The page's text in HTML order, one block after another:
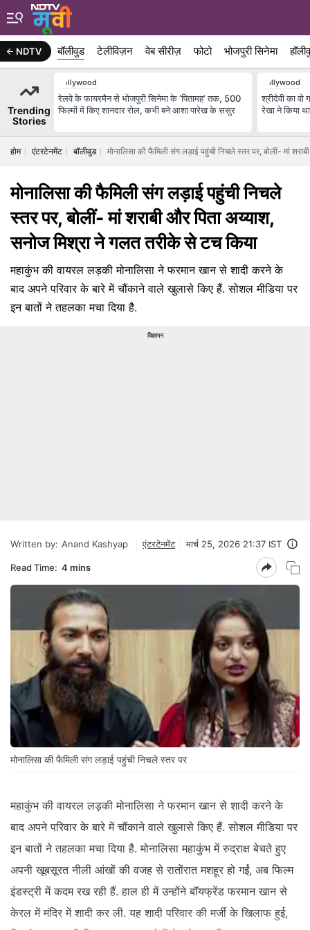
NDTV बॉलीवुड टेलीविज़न वेब सीरीज़ फोटो भोजपुरी सिनेमा
Trending
Stories
Bollywood
रेलवे के फायरमैन से भोजपुरी सिनेमा के ‘पितामह’ तक, 500
फिल्मों में किए शानदार रोल, कभी बने आशा पारेख के ससुर
Bollywood
श्रीदेवी का
रेखा ने किया
होम एंटरटेनमेंट बॉलीवुड मोनालिसा की फैमिली संग लड़ाई पहुंची निचले स्तर पर, बोलीं- मां
मोनालिसा की फैमिली संग लड़ाई पहुंची निचले
स्तर पर, बोलीं- मां शराबी और पिता अय्याश,
सनोज मिश्रा ने गलत तरीके से टच किया
महाकुंभ की वायरल लड़की मोनालिसा ने फरमान खान से शादी करने के
बाद अपने परिवार के बारे में चौंकाने वाले खुलासे किए हैं. सोशल मीडिया पर
इन बातों ने तहलका मचा दिया है.
विज्ञापन
Written by: Anand Kashyap एंटरटेनमेंट मार्च 25, 2026 21:37 IST
Read Time: 4 mins
मोनालिसा की फैमिली संग लड़ाई पहुंची निचले स्तर पर
महाकुंभ की वायरल लड़की मोनालिसा ने फरमान खान से शादी करने के
बाद अपने परिवार के बारे में चौंकाने वाले खुलासे किए हैं. सोशल मीडिया पर
इन बातों ने तहलका मचा दिया है. मोनालिसा महाकुंभ में रुद्राक्ष बेचते हुए
अपनी खूबसूरत नीली आंखों की वजह से रातोंरात मशहूर हो गईं, अब फिल्म
इंडस्ट्री में कदम रख रही हैं. हाल ही में उन्होंने बॉयफ्रेंड फरमान खान से
केरल में मंदिर में शादी कर ली. यह शादी परिवार की मर्जी के खिलाफ हुई,